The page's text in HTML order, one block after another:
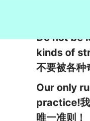
Do not be
kinds of
不要被各种
Our only
practice!我
唯一准则！